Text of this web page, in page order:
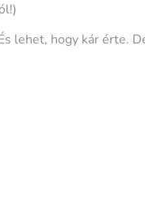
lehet, hogy kár érte.